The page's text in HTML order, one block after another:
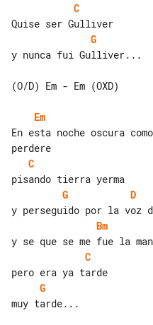
C
G
y nunca fui Gulliver...
(O/D) Em - Em (OXD)
Em
En esta noche oscura
C
G
D
Bm
C
G
muy tarde...